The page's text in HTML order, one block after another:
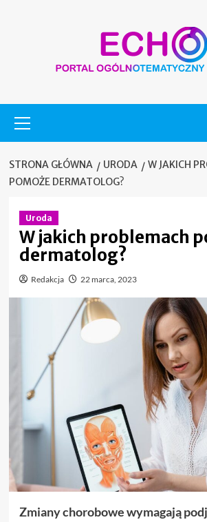
główne
STRONA GŁÓWNA URODA
W JAKICH
POMOŻE DERMATOLOG?
Uroda
W jakich problemach
dermatolog?
Redakcja 22 marca, 2023
Zmiany chorobowe wymagają